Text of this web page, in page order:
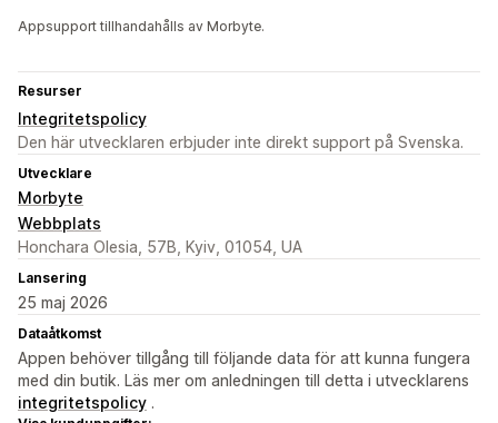
Appsupport tillhandahålls av Morbyte.
Resurser
Integritetspolicy
Den här utvecklaren erbjuder inte direkt support på Svenska.
Utvecklare
Morbyte
Webbplats
Honchara Olesia, 57B, Kyiv, 01054, UA
Lansering
25 maj 2026
Dataåtkomst
Appen behöver tillgång till följande data för att kunna fungera
med din butik. Läs mer om anledningen till detta i utvecklarens
integritetspolicy .